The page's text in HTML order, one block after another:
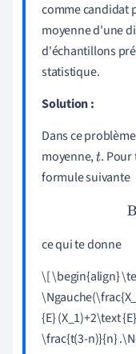
comme candidat
moyenne d'une
d'échantillons
statistique.
Solution :
Dans ce
moyenne,t.
formule suivante
ce qui te donne
\[ \begin{align}
{E} (X_1)+2\text
\frac{t(3-n)}{n}